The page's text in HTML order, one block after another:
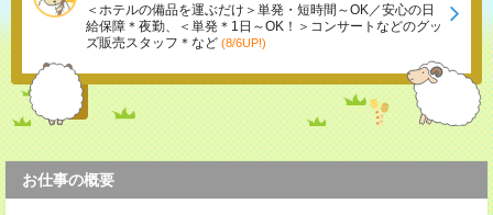
＜ホテルの備品を運ぶだけ＞単発・短時間～OK／安心の日
給保障＊夜勤、＜単発＊1日～OK！＞コンサートなどのグッ
ズ販売スタッフ＊など (8/6UP!)
お仕事の概要